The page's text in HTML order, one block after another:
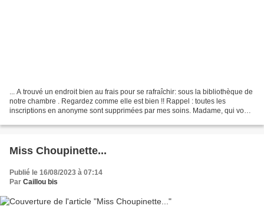
... A trouvé un endroit bien au frais pour se rafraîchir: sous la bibliothèque de
notre chambre . Regardez comme elle est bien !! Rappel : toutes les
inscriptions en anonyme sont supprimées par mes soins. Madame, qui vous
Miss Choupinette...
Publié le 16/08/2023 à 07:14
Par Caillou bis